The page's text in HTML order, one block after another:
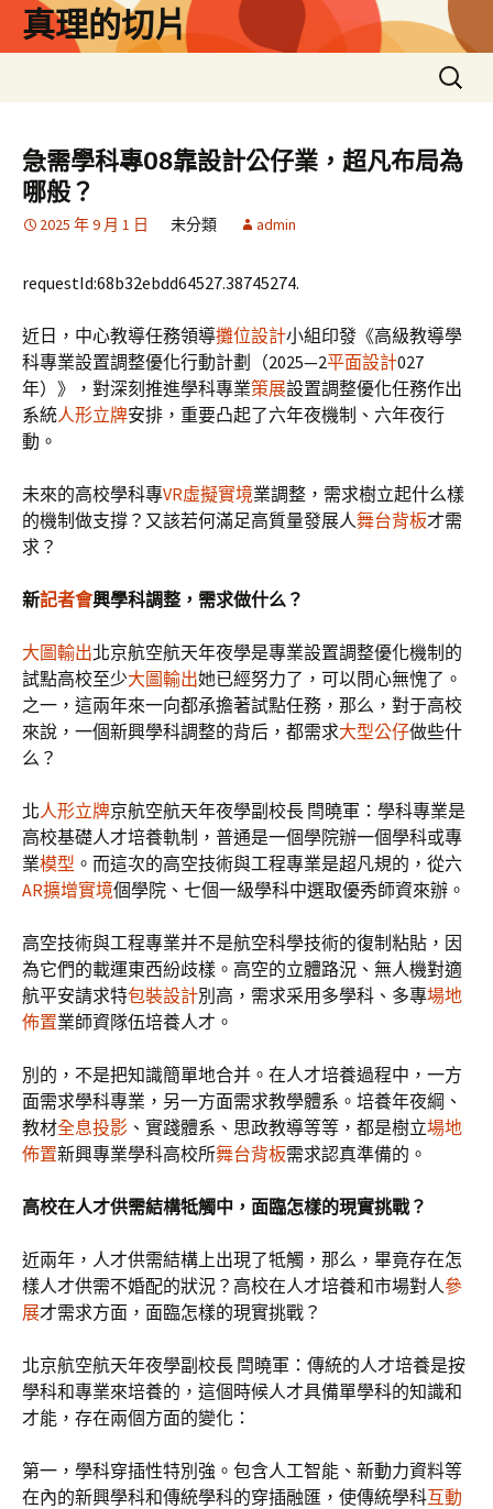
真理的切片
搜
尋
鍵
字:
急需學科專08靠設計公仔業，超凡布局為
哪般？
2025 年 9 月 1 日 未分類 admin
requestId:68b32ebdd64527.38745274.
近日，中心教導任務領導攤位設計小組印發《高級教導學
科專業設置調整優化行動計劃（2025—2平面設計027
年）》，對深刻推進學科專業策展設置調整優化任務作出
系統人形立牌安排，重要凸起了六年夜機制、六年夜行
動。
未來的高校學科專VR虛擬實境業調整，需求樹立起什么樣
的機制做支撐？又該若何滿足高質量發展人舞台背板才需
求？
新記者會興學科調整，需求做什么？
大圖輸出北京航空航天年夜學是專業設置調整優化機制的
試點高校至少大圖輸出她已經努力了，可以問心無愧了。
之一，這兩年來一向都承擔著試點任務，那么，對于高校
來說，一個新興學科調整的背后，都需求大型公仔做些什
么？
北人形立牌京航空航天年夜學副校長 閆曉軍：學科專業是
高校基礎人才培養軌制，普通是一個學院辦一個學科或專
業模型 。而這次的高空技術與工程專業是超凡規的，從六
AR擴增實境個學院、七個一級學科中選取優秀師資來辦。
高空技術與工程專業并不是航空科學技術的復制粘貼，因
為它們的載運東西紛歧樣。高空的立體路況、無人機對適
航平安請求特包裝設計別高，需求采用多學科、多專場地
佈置業師資隊伍培養人才。
別的，不是把知識簡單地合并。在人才培養過程中，一方
面需求學科專業，另一方面需求教學體系。培養年夜綱、
教材全息投影 、實踐體系、思政教導等等，都是樹立場地
佈置新興專業學科高校所舞台背板需求認真準備的。
高校在人才供需結構牴觸中，面臨怎樣的現實挑戰？
近兩年，人才供需結構上出現了牴觸，那么，畢竟存在怎
樣人才供需不婚配的狀況？高校在人才培養和市場對人參
展才需求方面，面臨怎樣的現實挑戰？
北京航空航天年夜學副校長 閆曉軍：傳統的人才培養是按
學科和專業來培養的，這個時候人才具備單學科的知識和
才能，存在兩個方面的變化：
第一，學科穿插性特別強。包含人工智能、新動力資料等
在內的新興學科和傳統學科的穿插融匯，使傳統學科互動